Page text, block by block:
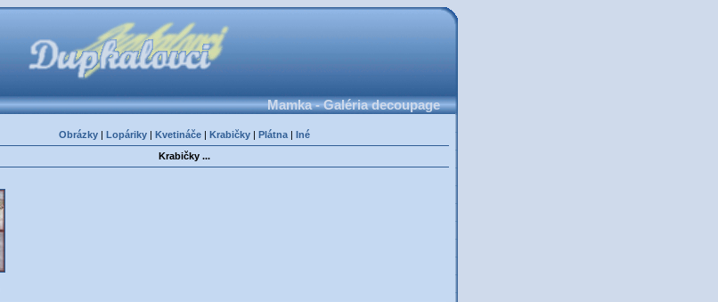
Mamka - Galéria decoupage
Obrázky| Lopáriky| Kvetináče| Krabičky| Plátna| Iné
Krabičky ...